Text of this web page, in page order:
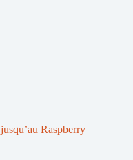
Raspberry